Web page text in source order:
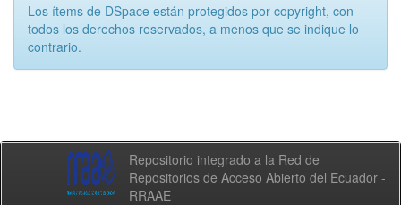
Los ítems de DSpace están protegidos por copyright, con
todos los derechos reservados, a menos que se indique lo
contrario.
Repositorio integrado a la Red de
Repositorios de Acceso Abierto del Ecuador -
RRAAE